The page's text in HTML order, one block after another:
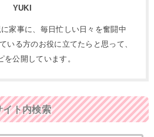
YUKI
家事に、毎日忙しい日々を奮闘中
いる方のお役に立てたらと思って、
公開しています。
イト内検索